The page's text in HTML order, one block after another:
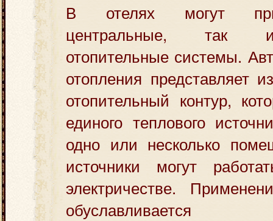
В отелях могут
центральные, так
отопительные системы.
отопления представляет
отопительный контур,
единого теплового
одно или несколько
источники могут
электричестве.
обуславливается